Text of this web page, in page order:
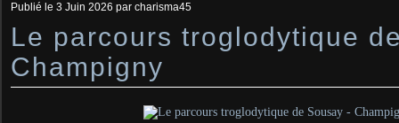
Publié le 3 Juin 2026 par charisma45
Le parcours troglodytique
Champigny